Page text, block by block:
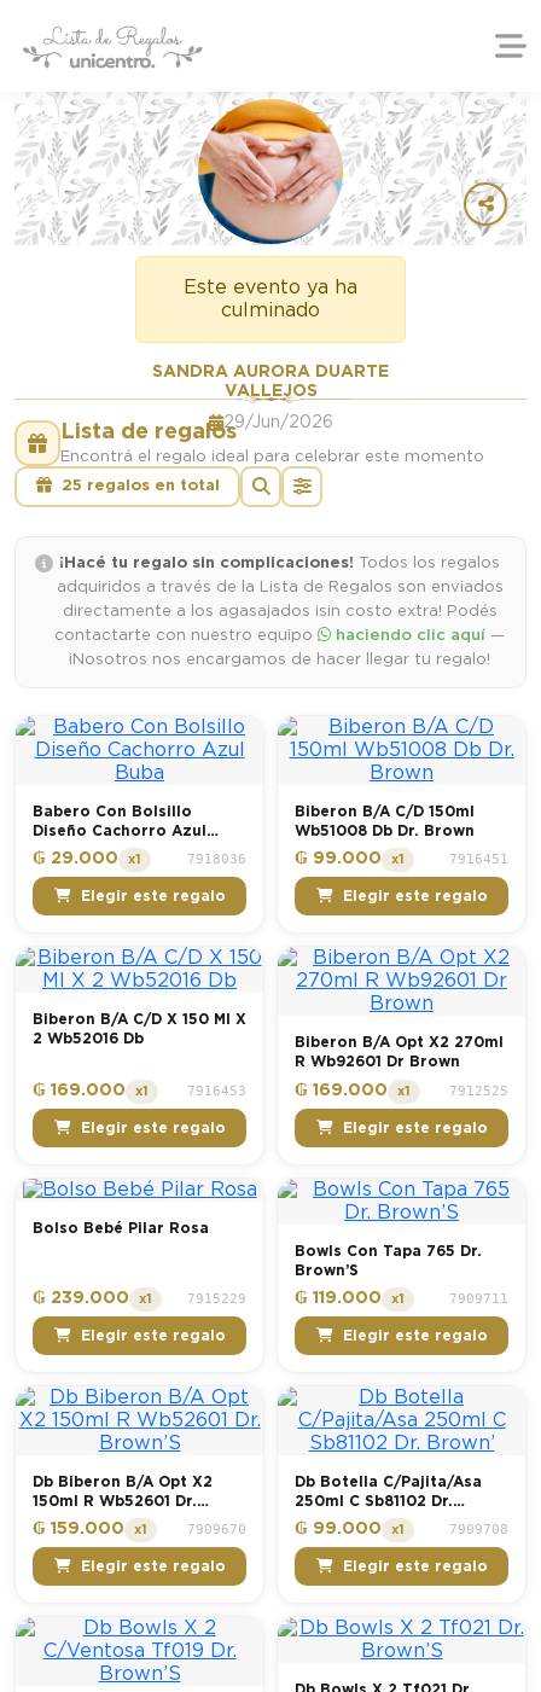
Este evento ya ha
culminado
SANDRA AURORA DUARTE
VALLEJOS
29/Jun/2026
Lista de regalos
Encontrá el regalo ideal para celebrar este momento
25 regalos en total
¡Hacé tu regalo sin complicaciones! Todos los regalos
adquiridos a través de la Lista de Regalos son enviados
directamente a los agasajados ¡sin costo extra! Podés
contactarte con nuestro equipo
haciendo clic aquí —
¡Nosotros nos encargamos de hacer llegar tu regalo!
Babero Con Bolsillo
Diseño Cachorro Azul
Buba
₲ 29.000 x1 7918036
Elegir este regalo
Biberon B/A C/D 150ml
Wb51008 Db Dr. Brown
₲ 99.000 x1 7916451
Elegir este regalo
Biberon B/A C/D X 150 Ml X
2 Wb52016 Db
₲ 169.000 x1 7916453
Elegir este regalo
Biberon B/A Opt X2 270ml
R Wb92601 Dr Brown
₲ 169.000 x1 7912525
Elegir este regalo
Bolso Bebé Pilar Rosa
₲ 239.000 x1 7915229
Elegir este regalo
Bowls Con Tapa 765 Dr.
Brown’S
₲ 119.000 x1 7909711
Elegir este regalo
Db Biberon B/A Opt X2
150ml R Wb52601 Dr.
Brown’S
₲ 159.000 x1 7909670
Elegir este regalo
Db Botella C/Pajita/Asa
250ml C Sb81102 Dr.
Brown’
₲ 99.000 x1 7909708
Elegir este regalo